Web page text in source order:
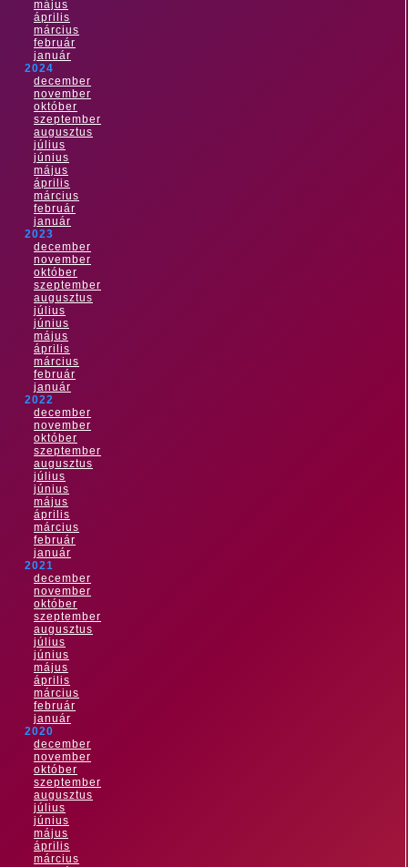
május
április
március
február
január
2024
december
november
október
szeptember
augusztus
július
június
május
április
március
február
január
2023
december
november
október
szeptember
augusztus
július
június
május
április
március
február
január
2022
december
november
október
szeptember
augusztus
július
június
május
április
március
február
január
2021
december
november
október
szeptember
augusztus
július
június
május
április
március
február
január
2020
december
november
október
szeptember
augusztus
július
június
május
április
március